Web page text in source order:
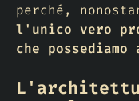
perché,
l'unico vero
che possediamo